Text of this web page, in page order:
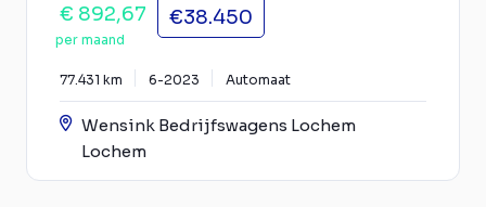
€ 892,67
per maand
€38.450
77.431 km 6-2023 Automaat
Wensink Bedrijfswagens Lochem
Lochem